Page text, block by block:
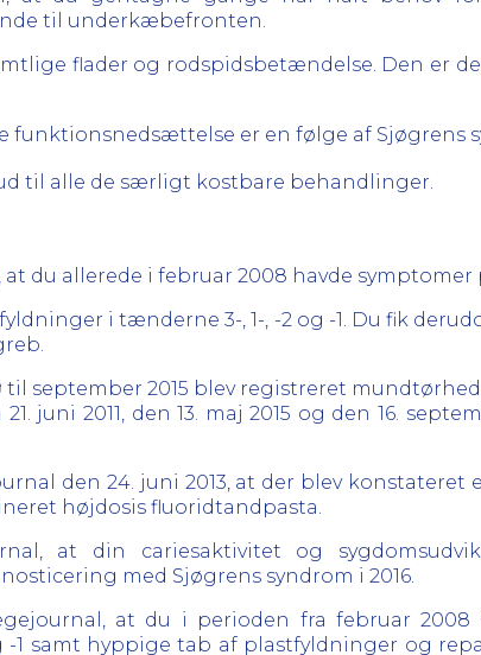
til underkæbefronten.
flader og rodspidsbetændelse. Den er
funktionsnedsættelse er en følge af Sjøgrens
til alle de særligt kostbare behandlinger.
du allerede i februar 2008 havde symptomer
i tænderne 3-, 1-, -2 og -1. Du fik
september 2015 blev registreret
juni 2011, den 13. maj 2015 og den 16.
den 24. juni 2013, at der blev konstateret
højdosis fluoridtandpasta.
at din cariesaktivitet og
med Sjøgrens syndrom i 2016.
at du i perioden fra februar
-1 samt hyppige tab af plastfyldninger og